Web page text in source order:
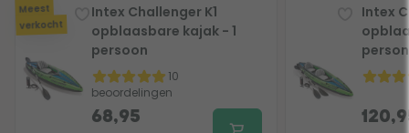
Meest
verkocht
Intex Challenger K1
opblaasbare kajak - 1
persoon
10
beoordelingen
68,95
Intex